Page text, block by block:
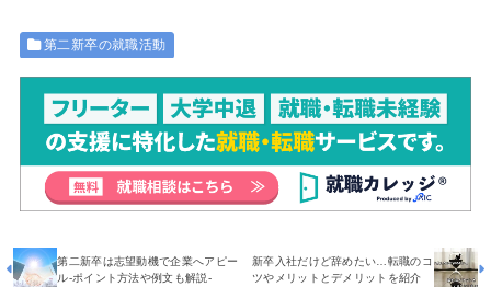
第二新卒の就職活動
第二新卒は志望動機で企業へアピー
ル-ポイント方法や例文も解説-
新卒入社だけど辞めたい…転職のコ
ツやメリットとデメリットを紹介